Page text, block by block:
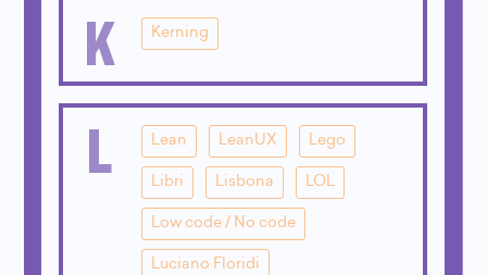
K Kerning
L Lean LeanUX Lego
Libri Lisbona LOL
Low code / No code
Luciano Floridi